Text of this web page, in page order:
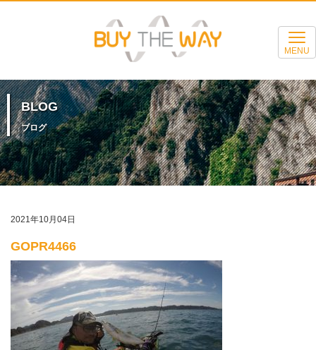
MENU
BLOG
ブログ
2021年10月04日
GOPR4466